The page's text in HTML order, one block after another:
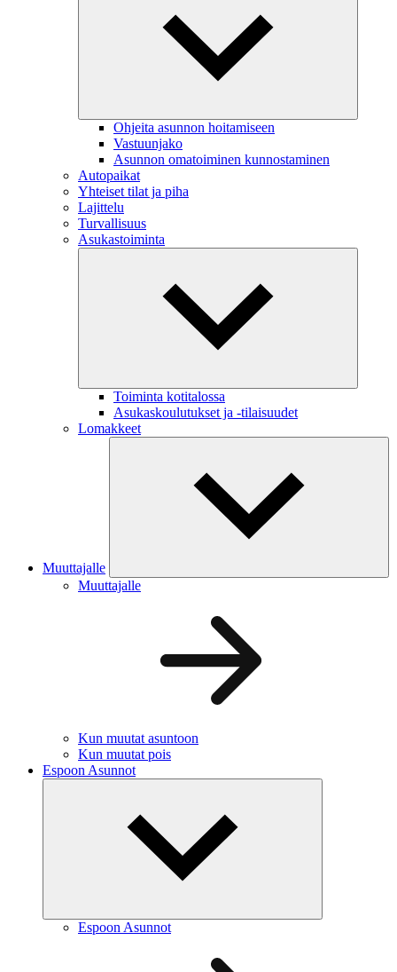
Ohjeita asunnon hoitamiseen
Vastuunjako
Asunnon omatoiminen kunnostaminen
Autopaikat
Yhteiset tilat ja piha
Lajittelu
Turvallisuus
Asukastoiminta
Toiminta kotitalossa
Asukaskoulutukset ja -tilaisuudet
Lomakkeet
Muuttajalle
Muuttajalle
Kun muutat asuntoon
Kun muutat pois
Espoon Asunnot
Espoon Asunnot